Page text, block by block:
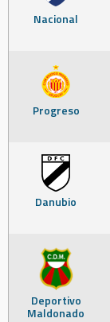
Nacional
Progreso
Danubio
Deportivo
Maldonado